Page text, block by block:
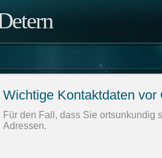
Wichtige Kontaktdaten vor
Für den Fall, dass Sie ortsunkundig
Adressen.